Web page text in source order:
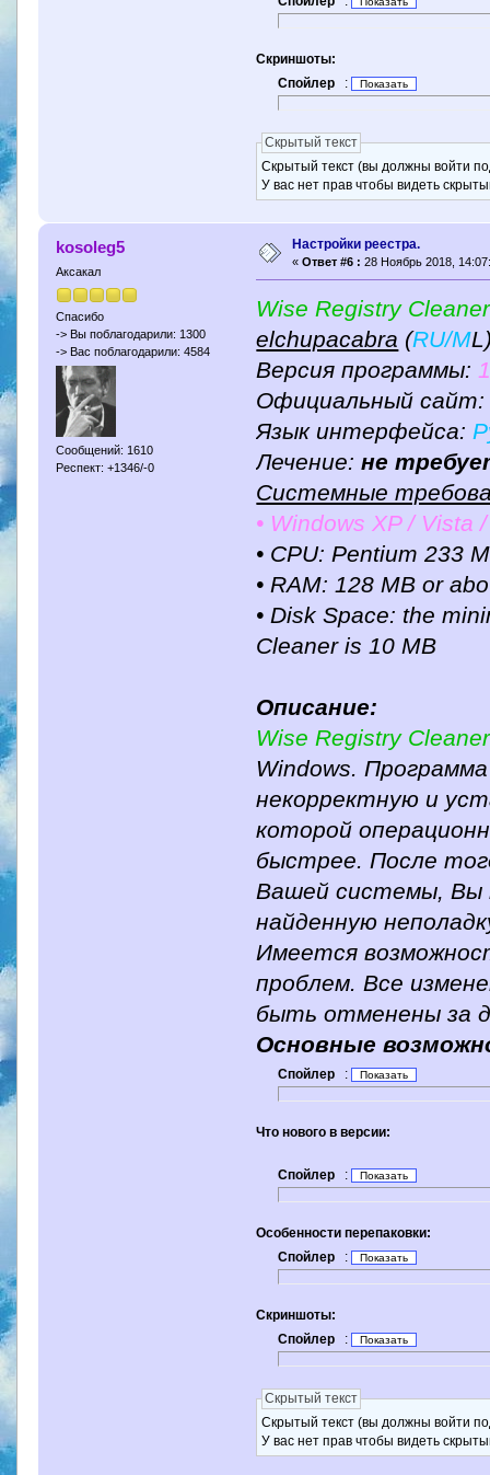
Скриншоты:
Спойлер
:
Скрытый текст
Скрытый текст (вы должны войти
У вас нет прав чтобы видеть
kosoleg5
Аксакал
Спасибо
-> Вы поблагодарили: 1300
-> Вас поблагодарили: 4584
Сообщений: 1610
Респект: +1346/-0
Настройки реестра.
« Ответ #6 : 28 Ноябрь 2018,
Wise Registry
elchupacabra (RU/M
Версия программы:
Официальный
Язык интерфейса:
Лечение:не
Системные
• Windows XP / Vista
• CPU: Pentium 233
• RAM: 128 MB or
• Disk Space: the
Cleaner is 10 MB
Описание:
Wise Registry Cleaner
Windows.
некорректную и
которой
быстрее. После
Вашей системы, Вы
найденную
Имеется
проблем. Все
быть отменены за
Основные
Спойлер :
Что нового в версии:
Спойлер :
Особенности перепаковки:
Спойлер
:
Скриншоты:
Спойлер
:
Скрытый текст
Скрытый текст (вы должны войти
У вас нет прав чтобы видеть